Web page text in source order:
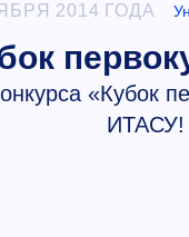
2014 ГОДА
«Кубок
ИТАСУ!